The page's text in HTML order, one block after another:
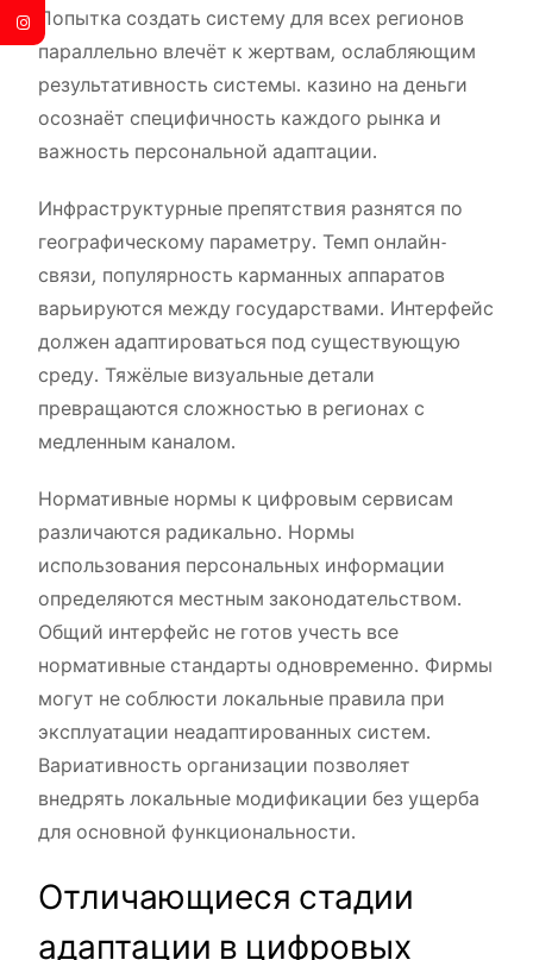
Попытка создать систему для всех регионов
параллельно влечёт к жертвам, ослабляющим
результативность системы. казино на деньги
осознаёт специфичность каждого рынка и
важность персональной адаптации.
Инфраструктурные препятствия разнятся по
географическому параметру. Темп онлайн-
связи, популярность карманных аппаратов
варьируются между государствами. Интерфейс
должен адаптироваться под существующую
среду. Тяжёлые визуальные детали
превращаются сложностью в регионах с
медленным каналом.
Нормативные нормы к цифровым сервисам
различаются радикально. Нормы
использования персональных информации
определяются местным законодательством.
Общий интерфейс не готов учесть все
нормативные стандарты одновременно. Фирмы
могут не соблюсти локальные правила при
эксплуатации неадаптированных систем.
Вариативность организации позволяет
внедрять локальные модификации без ущерба
для основной функциональности.
Отличающиеся стадии
адаптации в цифровых